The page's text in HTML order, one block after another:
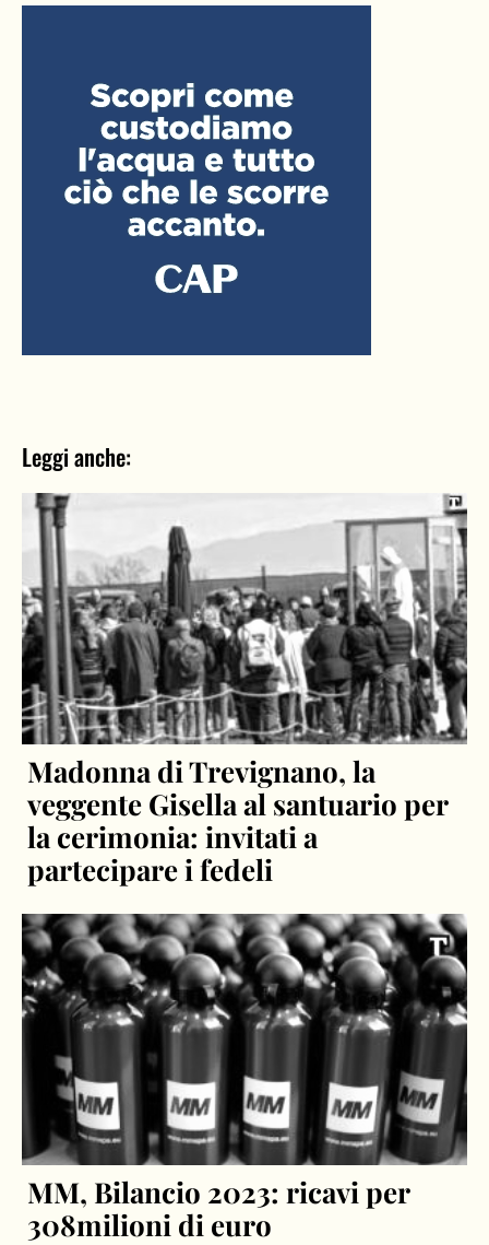
Leggi anche:
Madonna di Trevignano, la
veggente Gisella al santuario per
la cerimonia: invitati a
partecipare i fedeli
MM, Bilancio 2023: ricavi per
308milioni di euro